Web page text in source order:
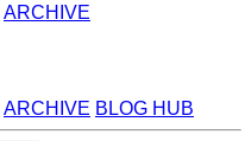
ARCHIVE
ARCHIVE BLOG HUB